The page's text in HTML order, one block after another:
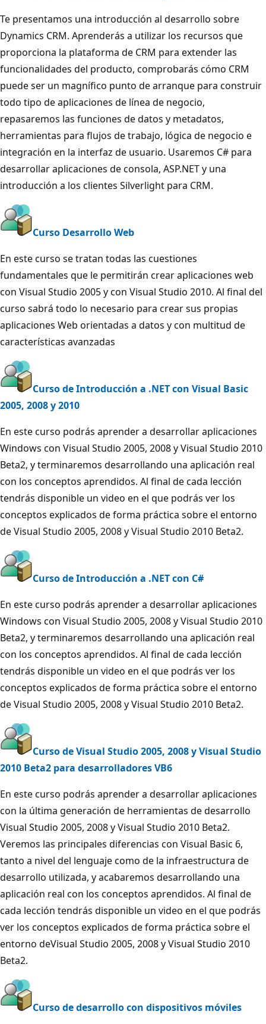
Te presentamos una introducción al desarrollo sobre
Dynamics CRM. Aprenderás a utilizar los recursos que
proporciona la plataforma de CRM para extender las
funcionalidades del producto, comprobarás cómo CRM
puede ser un magnífico punto de arranque para construir
todo tipo de aplicaciones de línea de negocio,
repasaremos las funciones de datos y metadatos,
herramientas para flujos de trabajo, lógica de negocio e
integración en la interfaz de usuario. Usaremos C# para
desarrollar aplicaciones de consola, ASP.NET y una
introducción a los clientes Silverlight para CRM.
Curso Desarrollo Web
En este curso se tratan todas las cuestiones
fundamentales que le permitirán crear aplicaciones web
con Visual Studio 2005 y con Visual Studio 2010. Al final del
curso sabrá todo lo necesario para crear sus propias
aplicaciones Web orientadas a datos y con multitud de
características avanzadas
Curso de Introducción a .NET con Visual Basic
2005, 2008 y 2010
En este curso podrás aprender a desarrollar aplicaciones
Windows con Visual Studio 2005, 2008 y Visual Studio 2010
Beta2, y terminaremos desarrollando una aplicación real
con los conceptos aprendidos. Al final de cada lección
tendrás disponible un video en el que podrás ver los
conceptos explicados de forma práctica sobre el entorno
de Visual Studio 2005, 2008 y Visual Studio 2010 Beta2.
Curso de Introducción a .NET con C#
En este curso podrás aprender a desarrollar aplicaciones
Windows con Visual Studio 2005, 2008 y Visual Studio 2010
Beta2, y terminaremos desarrollando una aplicación real
con los conceptos aprendidos. Al final de cada lección
tendrás disponible un video en el que podrás ver los
conceptos explicados de forma práctica sobre el entorno
de Visual Studio 2005, 2008 y Visual Studio 2010 Beta2.
Curso de Visual Studio 2005, 2008 y Visual Studio
2010 Beta2 para desarrolladores VB6
En este curso podrás aprender a desarrollar aplicaciones
con la última generación de herramientas de desarrollo
Visual Studio 2005, 2008 y Visual Studio 2010 Beta2.
Veremos las principales diferencias con Visual Basic 6,
tanto a nivel del lenguaje como de la infraestructura de
desarrollo utilizada, y acabaremos desarrollando una
aplicación real con los conceptos aprendidos. Al final de
cada lección tendrás disponible un video en el que podrás
ver los conceptos explicados de forma práctica sobre el
entorno deVisual Studio 2005, 2008 y Visual Studio 2010
Beta2.
Curso de desarrollo con dispositivos móviles